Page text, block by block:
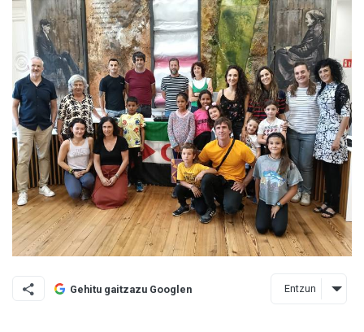
Gehitu gaitzazu Googlen Entzun